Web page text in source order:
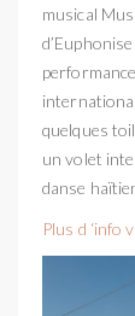
musical
quelques
un volet
danse
Plus d ‘info